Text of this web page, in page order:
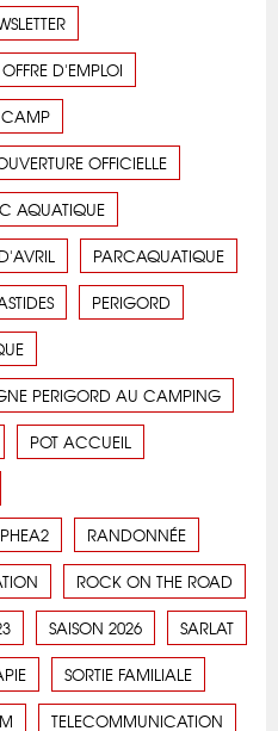
OFFRE D'EMPLOI
OFFICIELLE
AQUATIQUE
PARCAQUATIQUE
PERIGORD
PERIGORD AU CAMPING
POT ACCUEIL
RANDONNÉE
ROCK ON THE ROAD
SAISON 2026 SARLAT
SORTIE FAMILIALE
TELECOMMUNICATION